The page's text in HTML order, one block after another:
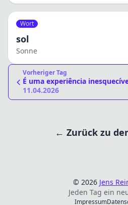
Wort
sol
Sonne
Vorheriger Tag
É uma experiência
11.04.2026
← Zurück zu
© 2026 Jens
Jeden Tag ein
Impressum